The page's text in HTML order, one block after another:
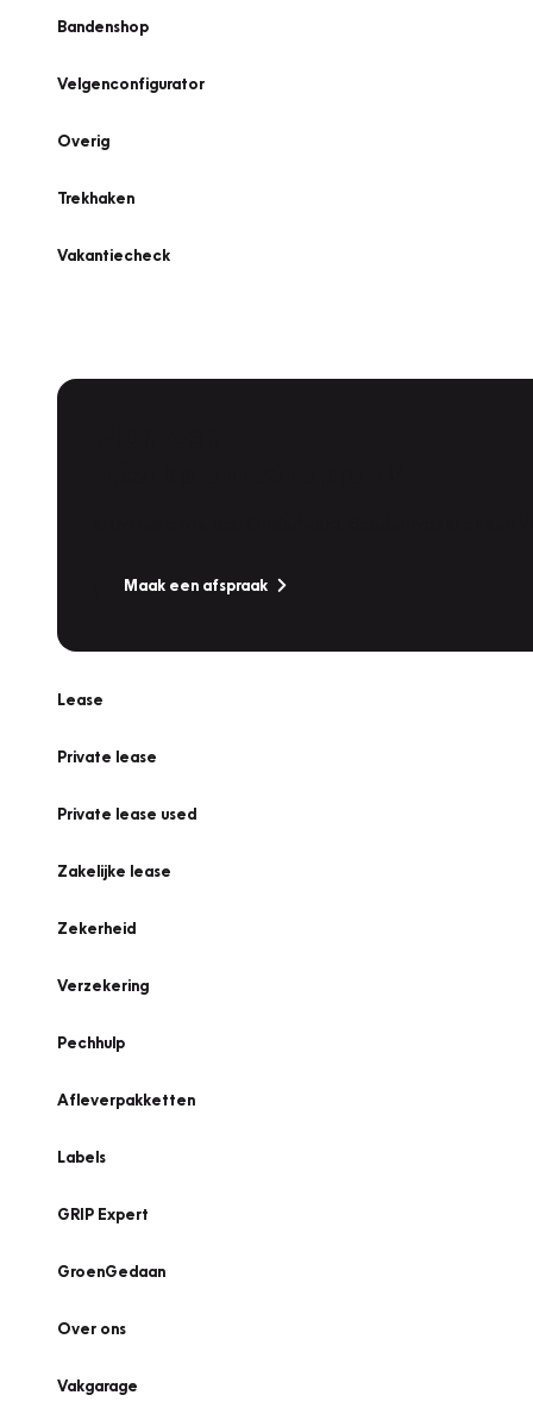
Bandenshop
Velgenconfigurator
Overig
Trekhaken
Vakantiecheck
Maak een afspraak
Lease
Private lease
Private lease used
Zakelijke lease
Zekerheid
Verzekering
Pechhulp
Afleverpakketten
Labels
GRIP Expert
GroenGedaan
Over ons
Vakgarage